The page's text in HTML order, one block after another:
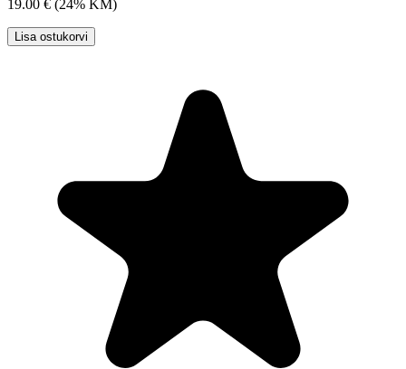
19.00 € (24% KM)
Lisa ostukorvi